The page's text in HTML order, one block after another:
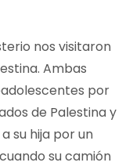
nos visitaron
Ambas
por
de Palestina y
su hija por un
su camión